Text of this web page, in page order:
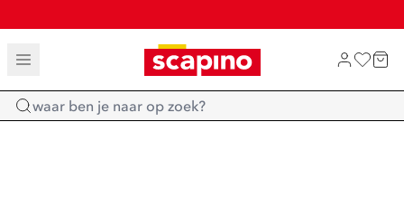
TOT 70% KORTING OP SALE
SALE: LAATSTE KANS!
SHOP NIEUW
Home